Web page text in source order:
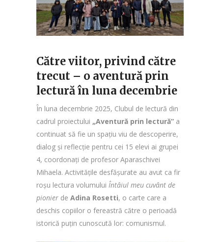
Către viitor, privind către
trecut – o aventură prin
lectură în luna decembrie
În luna decembrie 2025, Clubul de lectură din
cadrul proiectului „Aventură prin lectură” a
continuat să fie un spațiu viu de descoperire,
dialog și reflecție pentru cei 15 elevi ai grupei
4, coordonați de profesor Aparaschivei
Mihaela. Activitățile desfășurate au avut ca fir
roșu lectura volumului Întâiul meu cuvânt de
pionier de Adina Rosetti, o carte care a
deschis copiilor o fereastră către o perioadă
istorică puțin cunoscută lor: comunismul.